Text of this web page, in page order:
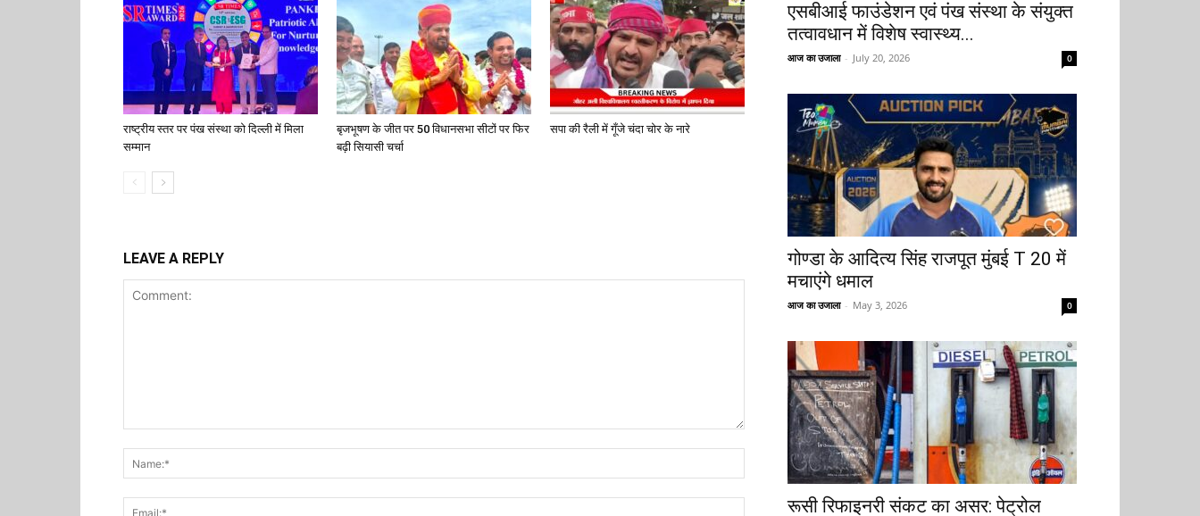
राष्ट्रीय स्तर पर पंख संस्था को दिल्ली में मिला
सम्मान
बृजभूषण के जीत पर 50 विधानसभा सीटों पर फिर
बढ़ी सियासी चर्चा
सपा की रैली में गूँजे चंदा चोर के नारे
LEAVE A REPLY
एसबीआई फाउंडेशन एवं पंख संस्था के संयुक्त
तत्वावधान में विशेष स्वास्थ्य...
आज का उजाला - July 20, 2026 0
गोण्डा के आदित्य सिंह राजपूत मुंबई T 20 में
मचाएंगे धमाल
आज का उजाला - May 3, 2026 0
रूसी रिफाइनरी संकट का असर: पेट्रोल